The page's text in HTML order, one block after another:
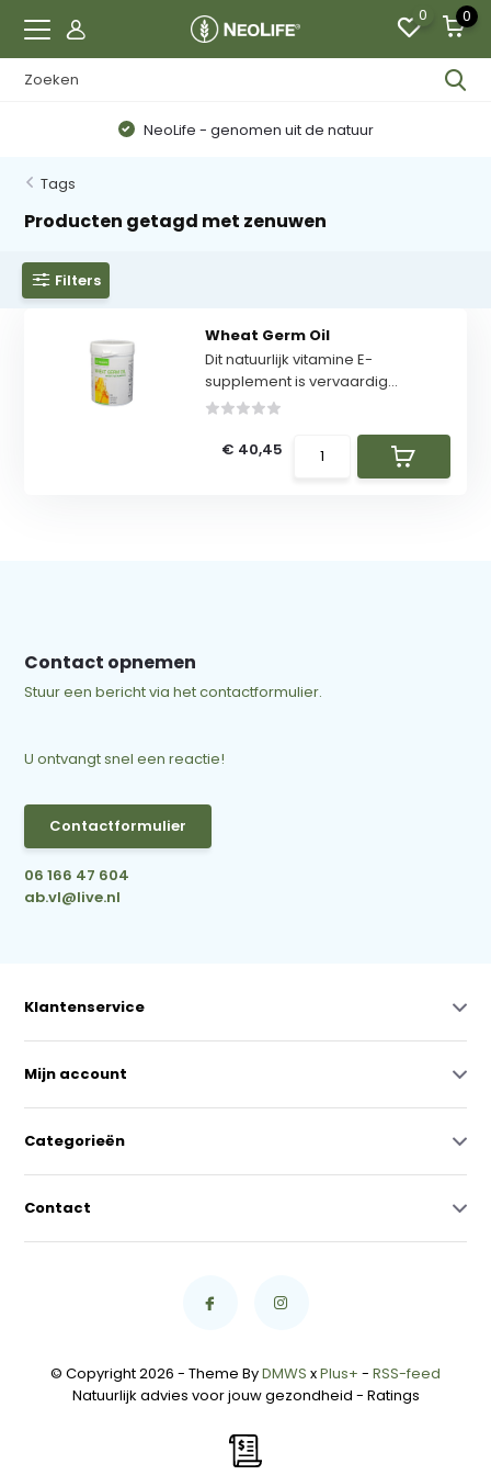
0 0
NeoLife - genomen uit de natuur
Tags
Producten getagd met zenuwen
Filters
Wheat Germ Oil
Dit natuurlijk vitamine E-
supplement is vervaardig...
€ 40,45
Contact opnemen
Stuur een bericht via het contactformulier.
U ontvangt snel een reactie!
Contactformulier
06 166 47 604
ab.vl@live.nl
Klantenservice
Mijn account
Categorieën
Contact
© Copyright 2026 - Theme ByDMWS xPlus+ - RSS-feed
Natuurlijk advies voor jouw gezondheid - Ratings